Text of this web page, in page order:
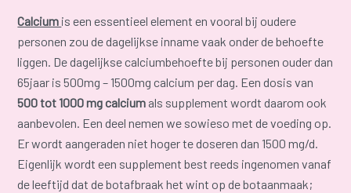
Calcium is een essentieel element en vooral bij oudere
personen zou de dagelijkse inname vaak onder de behoefte
liggen. De dagelijkse calciumbehoefte bij personen ouder dan
65jaar is 500mg – 1500mg calcium per dag. Een dosis van
500 tot 1000 mg calcium als supplement wordt daarom ook
aanbevolen. Een deel nemen we sowieso met de voeding op.
Er wordt aangeraden niet hoger te doseren dan 1500 mg/d.
Eigenlijk wordt een supplement best reeds ingenomen vanaf
de leeftijd dat de botafbraak het wint op de botaanmaak;